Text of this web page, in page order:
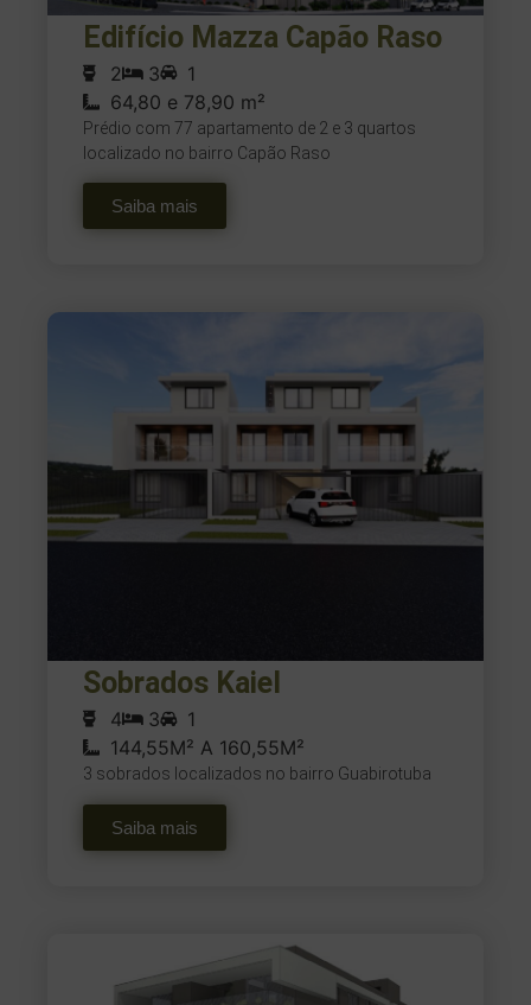
Edifício Mazza Capão Raso
2 3
1
64,80 e 78,90 m²
Prédio com 77 apartamento de 2 e 3 quartos
localizado no bairro Capão Raso
Saiba mais
Sobrados Kaiel
4 3
1
144,55M² A 160,55M²
3 sobrados localizados no bairro Guabirotuba
Saiba mais